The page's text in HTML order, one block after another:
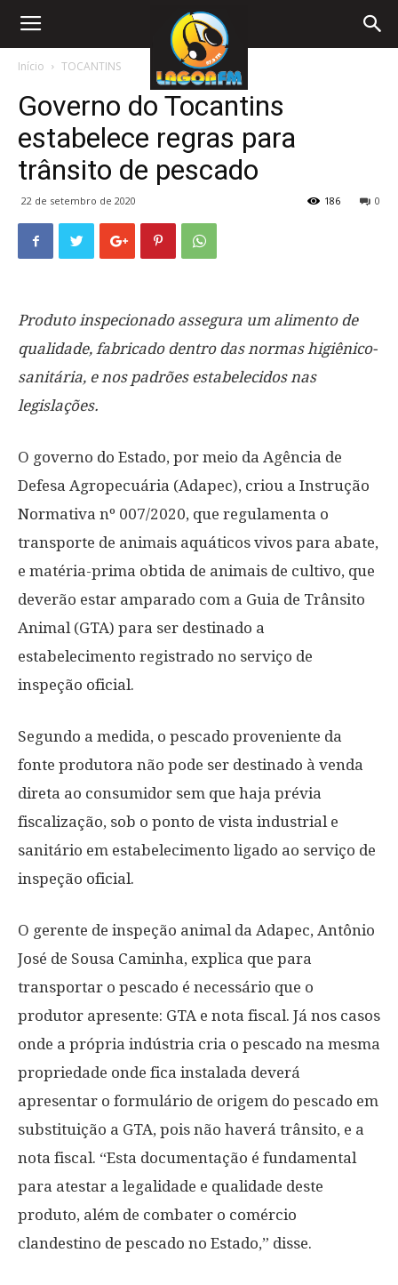
Início TOCANTINS
Governo do Tocantins
estabelece regras para
trânsito de pescado
22 de setembro de 2020 0
186
Produto inspecionado assegura um alimento de
qualidade, fabricado dentro das normas higiênico-
sanitária, e nos padrões estabelecidos nas
legislações.
O governo do Estado, por meio da Agência de
Defesa Agropecuária (Adapec), criou a Instrução
Normativa nº 007/2020, que regulamenta o
transporte de animais aquáticos vivos para abate,
e matéria-prima obtida de animais de cultivo, que
deverão estar amparado com a Guia de Trânsito
Animal (GTA) para ser destinado a
estabelecimento registrado no serviço de
inspeção oficial.
Segundo a medida, o pescado proveniente da
fonte produtora não pode ser destinado à venda
direta ao consumidor sem que haja prévia
fiscalização, sob o ponto de vista industrial e
sanitário em estabelecimento ligado ao serviço de
inspeção oficial.
O gerente de inspeção animal da Adapec, Antônio
José de Sousa Caminha, explica que para
transportar o pescado é necessário que o
produtor apresente: GTA e nota fiscal. Já nos casos
onde a própria indústria cria o pescado na mesma
propriedade onde fica instalada deverá
apresentar o formulário de origem do pescado em
substituição a GTA, pois não haverá trânsito, e a
nota fiscal. “Esta documentação é fundamental
para atestar a legalidade e qualidade deste
produto, além de combater o comércio
clandestino de pescado no Estado,” disse.